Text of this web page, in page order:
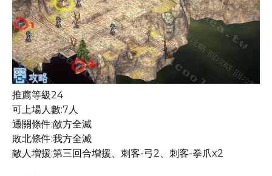
推薦等級24
可上場人數:7人
通關條件:敵方全滅
敗北條件:我方全滅
敵人増援:第三回合增援、刺客-弓2、刺客-拳爪x2